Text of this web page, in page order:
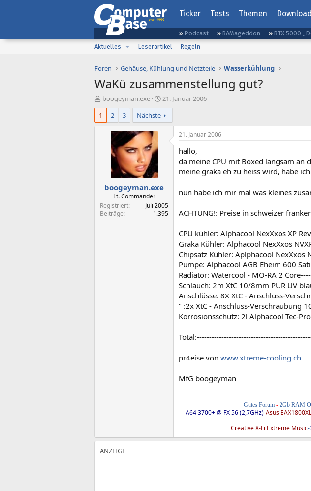
Ticker Tests Themen
Podcast RAMageddon RTX 5000
Aktuelles
Leserartikel Regeln
Foren Gehäuse, Kühlung und Netzteile Wasserkühlung
WaKü zusammenstellung gut?
E
r
t
boogeyman.exe
E
r
s
t
21. Januar 2006
1
2 3 Nächste
boogeyman.exe
Lt. Commander
Registriert
Juli 2005
Beiträge
1.395
21. Januar 2006
hallo,
da meine CPU mit Boxed langsam an
meine graka eh zu heiss wird, habe
nun habe ich mir mal was kleines
ACHTUNG!: Preise in schweizer
CPU kühler: Alphacool NexXxos XP
Graka Kühler: Alphacool NexXxos
Chipsatz Kühler: Aplphacool NexXxos
Pumpe: Alphacool AGB Eheim 600
Radiator: Watercool - MO-RA 2
Schlauch: 2m XtC 10/8mm PUR UV
Anschlüsse: 8X XtC - Anschluss-
" :2x XtC - Anschluss-Verschraubung
Korrosionsschutz: 2l Alphacool Tec-
pr4eise von www.xtreme-cooling.ch
MfG boogeyman
Gutes Forum- 2Gb RAM
A64 3700+ @ FX 56 (2,7GHz)-Asus
Creative X-Fi Extreme Music-